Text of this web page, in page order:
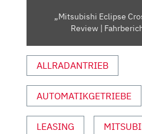
REVIEW
|
2021“
YOUTUBE
ANZEIGEN
„Mitsubishi Eclipse
Review |
ALLRADANTRIEB
AUTOMATIKGETRIEBE
LEASING